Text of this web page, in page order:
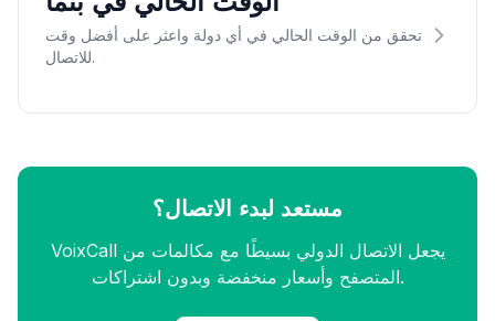
تحقق من الوقت الحالي في أي دولة واعثر على أفضل وقت
للاتصال.
مستعد لبدء الاتصال؟
VoixCall يجعل الاتصال الدولي بسيطًا مع مكالمات من
المتصفح وأسعار منخفضة وبدون اشتراكات.